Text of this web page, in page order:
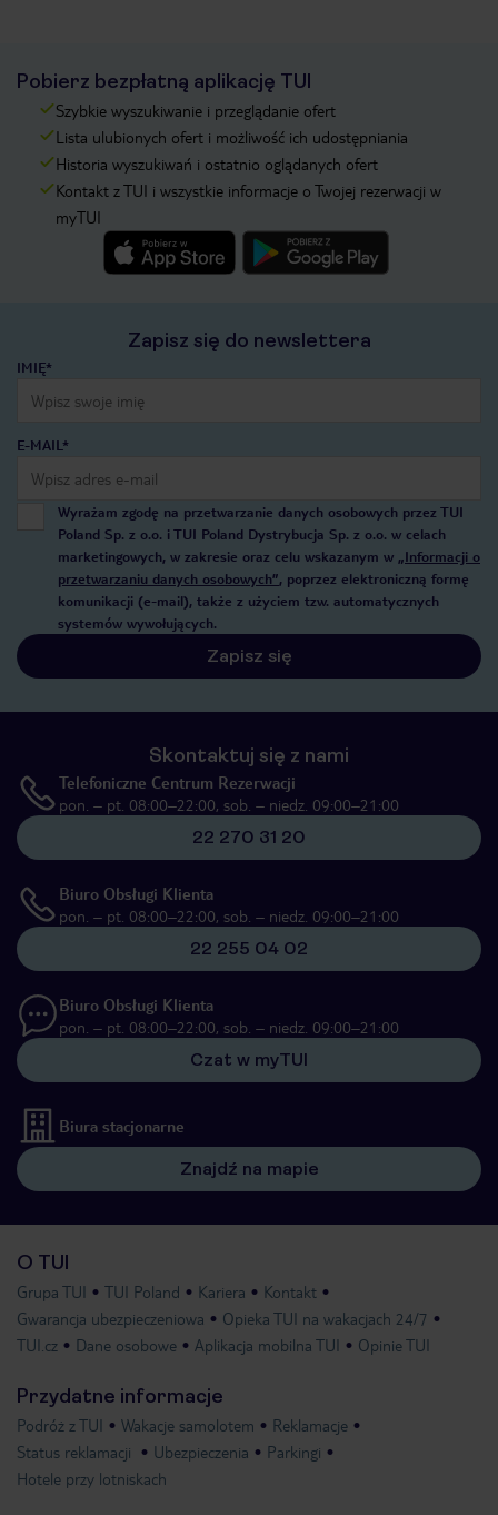
Pobierz bezpłatną aplikację TUI
Szybkie wyszukiwanie i przeglądanie ofert
Lista ulubionych ofert i możliwość ich udostępniania
Historia wyszukiwań i ostatnio oglądanych ofert
Kontakt z TUI i wszystkie informacje o Twojej rezerwacji w
myTUI
Zapisz się do newslettera
IMIĘ*
E-MAIL*
Wyrażam zgodę na przetwarzanie danych osobowych przez TUI
Poland Sp. z o.o. i TUI Poland Dystrybucja Sp. z o.o. w celach
marketingowych, w zakresie oraz celu wskazanym w „Informacji o
przetwarzaniu danych osobowych”, poprzez elektroniczną formę
komunikacji (e-mail), także z użyciem tzw. automatycznych
systemów wywołujących.
Zapisz się
Skontaktuj się z nami
Telefoniczne Centrum Rezerwacji
pon. – pt. 08:00–22:00, sob. – niedz. 09:00–21:00
22 270 31 20
Biuro Obsługi Klienta
pon. – pt. 08:00–22:00, sob. – niedz. 09:00–21:00
22 255 04 02
Biuro Obsługi Klienta
pon. – pt. 08:00–22:00, sob. – niedz. 09:00–21:00
Czat w myTUI
Biura stacjonarne
Znajdź na mapie
O TUI
Grupa TUI TUI Poland Kariera
Kontakt
Gwarancja ubezpieczeniowa
Opieka TUI na wakacjach 24/7
TUI.cz
Dane osobowe Aplikacja mobilna TUI Opinie TUI
Przydatne informacje
Podróż z TUI Wakacje samolotem
Reklamacje
Status reklamacji
Ubezpieczenia
Parkingi
Hotele przy lotniskach